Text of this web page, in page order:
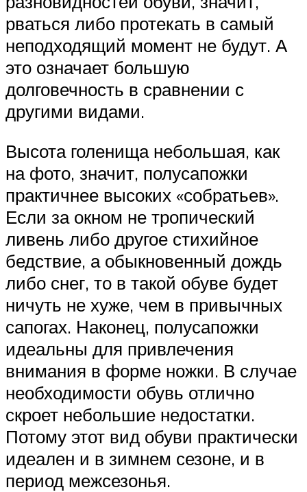
рваться либо протекать в самый
неподходящий момент не будут. А
это означает большую
долговечность в сравнении с
другими видами.
Высота голенища небольшая, как
на фото, значит, полусапожки
практичнее высоких «собратьев».
Если за окном не тропический
ливень либо другое стихийное
бедствие, а обыкновенный дождь
либо снег, то в такой обуве будет
ничуть не хуже, чем в привычных
сапогах. Наконец, полусапожки
идеальны для привлечения
внимания в форме ножки. В случае
необходимости обувь отлично
скроет небольшие недостатки.
Потому этот вид обуви практически
идеален и в зимнем сезоне, и в
период межсезонья.